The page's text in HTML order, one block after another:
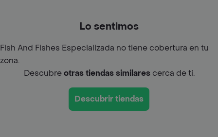
Lo sentimos
Fish And Fishes Especializada no tiene cobertura en tu
zona.
Descubreotras tiendas similarescerca de ti.
Descubrir tiendas